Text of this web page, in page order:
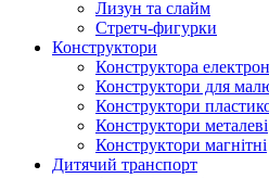
Лизун та слайм
Стретч-фигурки
Конструктори
Конструктора
Конструктори для
Конструктори
Конструктори металеві
Конструктори магнітні
Дитячий транспорт